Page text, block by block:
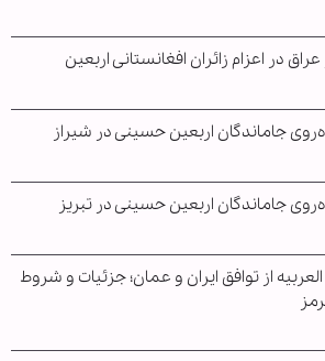
عراق در اعزام زائران افغانستانی اربعین
جاماندگان اربعین حسینی در شیراز
جاماندگان اربعین حسینی در تبریز
از توافق ایران و عمان؛ جزئیات و شروط